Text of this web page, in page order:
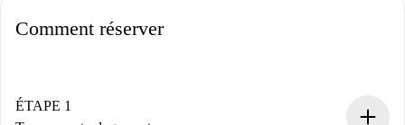
Comment réserver
ÉTAPE 1